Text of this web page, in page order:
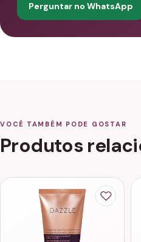
Perguntar no WhatsApp
VOCÊ TAMBÉM PODE GOSTAR
Produtos